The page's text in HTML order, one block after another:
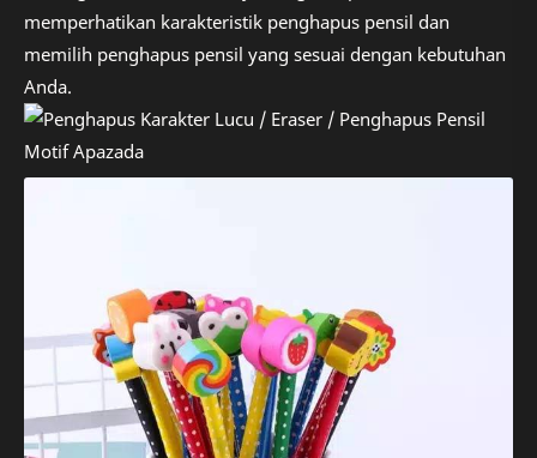
memperhatikan karakteristik penghapus pensil dan
memilih penghapus pensil yang sesuai dengan kebutuhan
Anda.